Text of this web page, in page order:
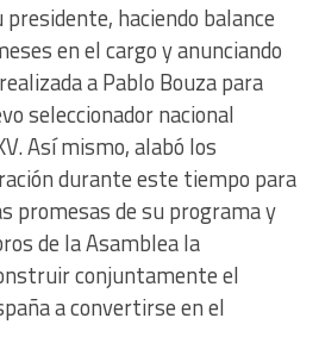
haciendo balance
en el cargo y anunciando
a Pablo Bouza para
seleccionador nacional
Así mismo, alabó los
durante este tiempo para
promesas de su programa y
de la Asamblea la
conjuntamente el
a convertirse en el